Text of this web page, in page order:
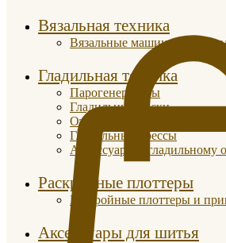
Вязальная техника
Вязальные машины и
Гладильная техника
Парогенераторы
Гладильные доски
Отпариватели
Гладильные прессы
Аксессуары к гладильному
Раскройные плоттеры
Раскройные плоттеры и
Аксессуары для шитья